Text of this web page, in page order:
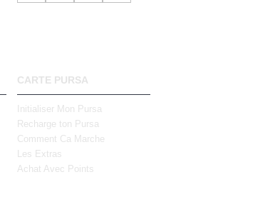
CARTE PURSA
Initialiser Mon Pursa
Recharge ton Pursa
Comment Ca Marche
Les Extras
Achat Avec Points